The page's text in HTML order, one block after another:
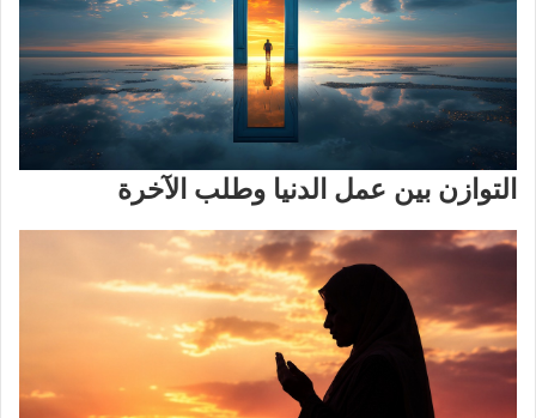
التوازن بين عمل الدنيا وطلب الآخرة